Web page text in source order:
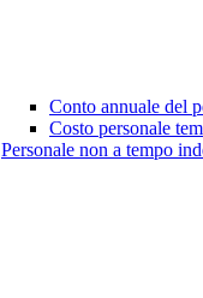
Conto annuale del
Costo personale
Personale non a tempo